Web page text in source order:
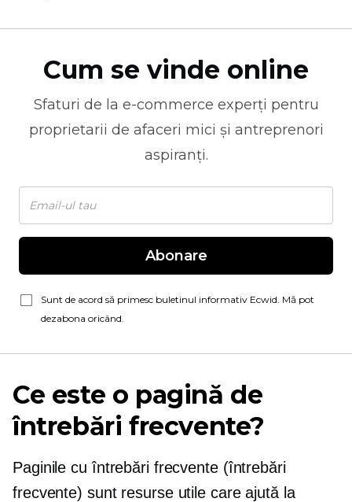
Cum se vinde online
Sfaturi de la e-commerce experți pentru
proprietarii de afaceri mici și antreprenori
aspiranți.
Abonare
Sunt de acord să primesc buletinul informativ Ecwid. Mă pot
dezabona oricând.
Ce este o pagină de
întrebări frecvente?
Paginile cu întrebări frecvente (întrebări
frecvente) sunt resurse utile care ajută la